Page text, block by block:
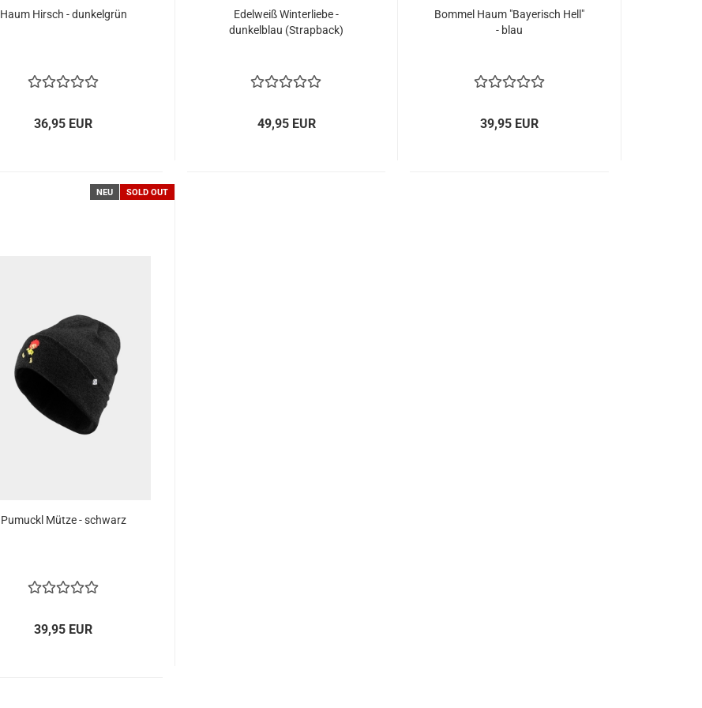
Haum Hirsch - dunkelgrün
36,95 EUR
Edelweiß Winterliebe -
dunkelblau (Strapback)
49,95 EUR
Bommel Haum "Bayerisch Hell"
- blau
39,95 EUR
NEU SOLD OUT
Pumuckl Mütze - schwarz
39,95 EUR